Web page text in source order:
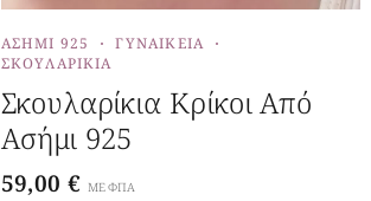
ΑΣΉΜΙ 925
ΓΥΝΑΙΚΕΊΑ
ΣΚΟΥΛΑΡΊΚΙΑ
Σκουλαρίκια Κρίκοι Από
Ασήμι 925
59,00 € ΜΕ ΦΠΑ